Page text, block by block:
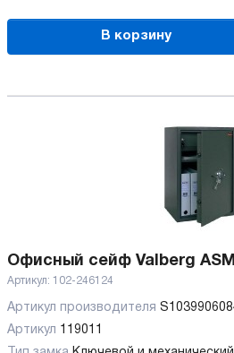
В корзину
Офисный сейф Valberg
Артикул: 102-246124
Артикул производителя
Артикул 119011